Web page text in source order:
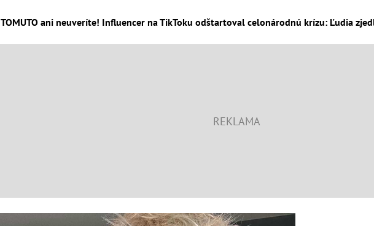
TOMUTO ani neuveríte! Influencer na TikToku odštartoval celonárodnú krízu: Ľudia